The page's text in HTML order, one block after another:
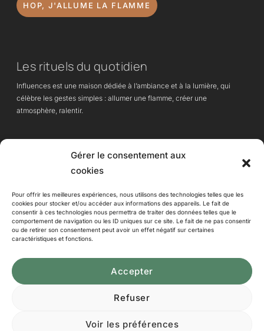
Gérer le consentement aux
cookies
Pour offrir les meilleures expériences, nous utilisons des technologies telles que les
cookies pour stocker et/ou accéder aux informations des appareils. Le fait de
consentir à ces technologies nous permettra de traiter des données telles que le
comportement de navigation ou les ID uniques sur ce site. Le fait de ne pas consentir
ou de retirer son consentement peut avoir un effet négatif sur certaines
caractéristiques et fonctions.
Accepter
Refuser
Voir les préférences
Votre panier est vide.
GO TO SHOP
HOP, J'ALLUME LA FLAMME
Les rituels du quotidien
Influences est une maison dédiée à l’ambiance et à la lumière, qui
célèbre les gestes simples : allumer une flamme, créer une
atmosphère, ralentir.
Des lampes à huile et objets essentiels, pensés pour apporter chaleur,
Influences
contact@influenceslyon.fr
4,9/5 – Plus de 99 % de clients satisfaits
Lis les avis (ça compte)